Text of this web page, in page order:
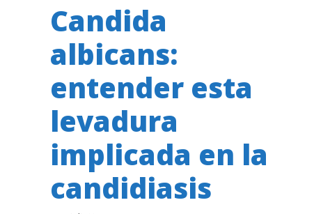
Candida
albicans:
entender esta
levadura
implicada en la
candidiasis